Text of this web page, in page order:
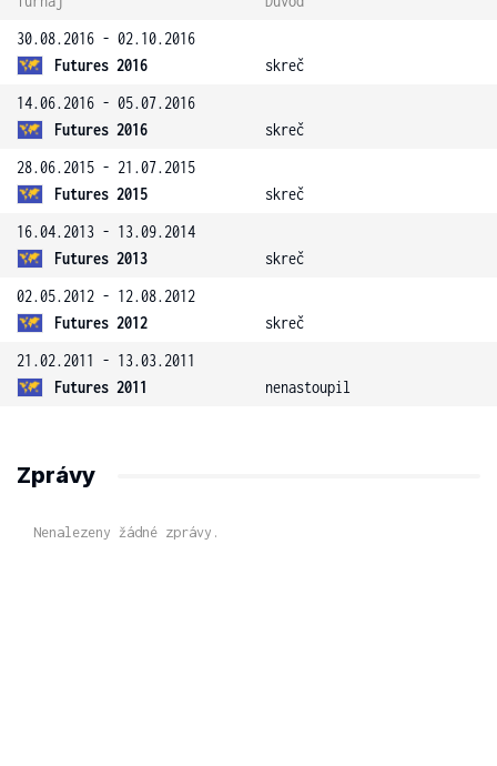
30.08.2016 - 02.10.2016
Futures 2016
skreč
14.06.2016 - 05.07.2016
Futures 2016
skreč
28.06.2015 - 21.07.2015
Futures 2015
skreč
16.04.2013 - 13.09.2014
Futures 2013
skreč
02.05.2012 - 12.08.2012
Futures 2012
skreč
21.02.2011 - 13.03.2011
Futures 2011
nenastoupil
Zprávy
Nenalezeny žádné zprávy.